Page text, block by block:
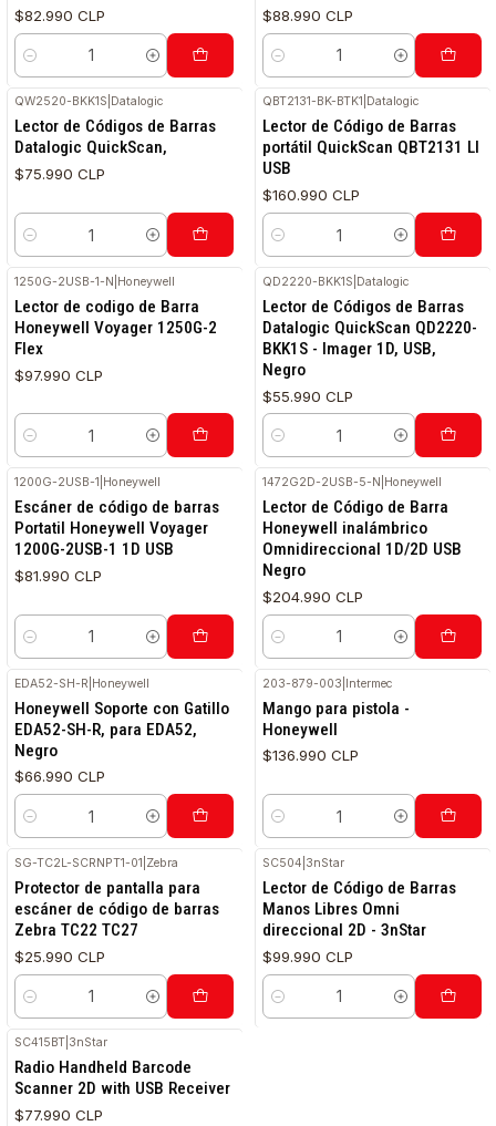
$82.990 CLP
Cantidad
$88.990 CLP
Cantidad
QW2520-BKK1S Datalogic
Lector de Códigos de Barras
Datalogic QuickScan,
$75.990 CLP
Cantidad
QBT2131-BK-BTK1 Datalogic
Lector de Código de Barras
portátil QuickScan QBT2131 LI
USB
$160.990 CLP
Cantidad
1250G-2USB-1-N Honeywell
Lector de codigo de Barra
Honeywell Voyager 1250G-2
Flex
$97.990 CLP
Cantidad
QD2220-BKK1S Datalogic
Lector de Códigos de Barras
Datalogic QuickScan QD2220-
BKK1S - Imager 1D, USB,
Negro
$55.990 CLP
Cantidad
1200G-2USB-1 Honeywell
Escáner de código de barras
Portatil Honeywell Voyager
1200G-2USB-1 1D USB
$81.990 CLP
Cantidad
1472G2D-2USB-5-N Honeywell
Lector de Código de Barra
Honeywell inalámbrico
Omnidireccional 1D/2D USB
Negro
$204.990 CLP
Cantidad
EDA52-SH-R Honeywell
Honeywell Soporte con Gatillo
EDA52-SH-R, para EDA52,
Negro
$66.990 CLP
Cantidad
203-879-003 Intermec
Mango para pistola -
Honeywell
$136.990 CLP
Cantidad
SG-TC2L-SCRNPT1-01 Zebra
Protector de pantalla para
escáner de código de barras
Zebra TC22 TC27
$25.990 CLP
Cantidad
SC504 3nStar
Lector de Código de Barras
Manos Libres Omni
direccional 2D - 3nStar
$99.990 CLP
Cantidad
SC415BT 3nStar
Radio Handheld Barcode
Scanner 2D with USB Receiver
$77.990 CLP